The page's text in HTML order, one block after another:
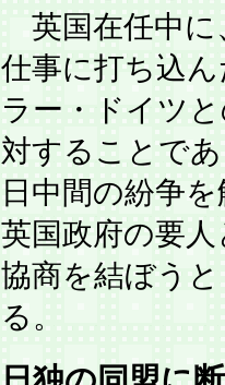
英国在任中に
仕事に打ち込
ラー・ドイツ
対することで
日中間の紛争
英国政府の要
協商を結ぼう
る。